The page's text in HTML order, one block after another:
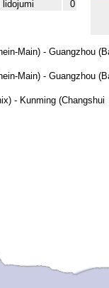
lidojumi
0
Main) - Guangzhou
Main) - Guangzhou
- Kunming (Changshui